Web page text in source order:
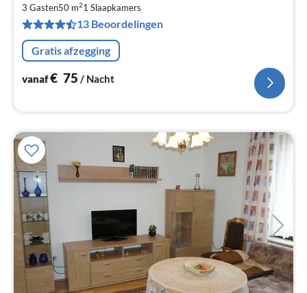
3 Gasten50 m21 Slaapkamers
13 Beoordelingen
Gratis afzegging
vanaf€ 75 / Nacht